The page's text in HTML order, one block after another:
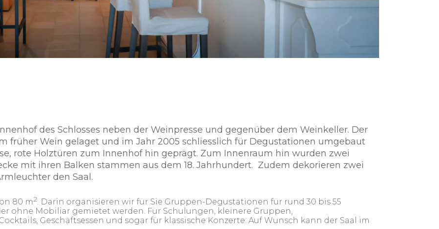
des Schlosses neben der Weinpresse und gegenüber dem Weinkeller. Der
früher Wein gelaget und im Jahr 2005 schliesslich für Degustationen umgebaut
rote Holztüren zum Innenhof hin geprägt. Zum Innenraum hin wurden zwei
mit ihren Balken stammen aus dem 18. Jahrhundert. Zudem dekorieren zwei
den Saal.
80 m2. Darin organisieren wir für Sie Gruppen-Degustationen für rund 30 bis 55
ohne Mobiliar gemietet werden. Für Schulungen, kleinere Gruppen,
Geschäftsessen und sogar für klassische Konzerte. Auf Wunsch kann der Saal im